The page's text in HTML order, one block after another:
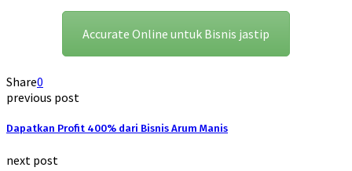
Accurate Online untuk Bisnis jastip
Share0
previous post
Dapatkan Profit 400% dari Bisnis Arum Manis
next post